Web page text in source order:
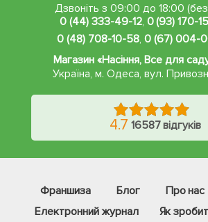
Дзвоніть з 09:00 до 18:00 (без
0 (44) 333-49-12, 0 (93) 170-
0 (48) 708-10-58, 0 (67) 004-
Магазин «Насіння, Все для
Україна, м. Одеса,вул.
4.7 16587 відгуків
Франшиза Блог Про нас
Електронний журнал
Як